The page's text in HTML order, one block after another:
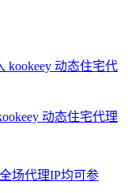
动态住宅代理